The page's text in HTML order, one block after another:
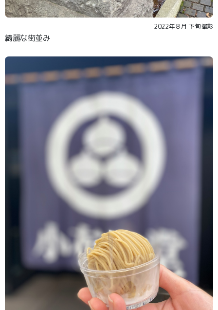
2022年８月 下旬撮影
綺麗な街並み